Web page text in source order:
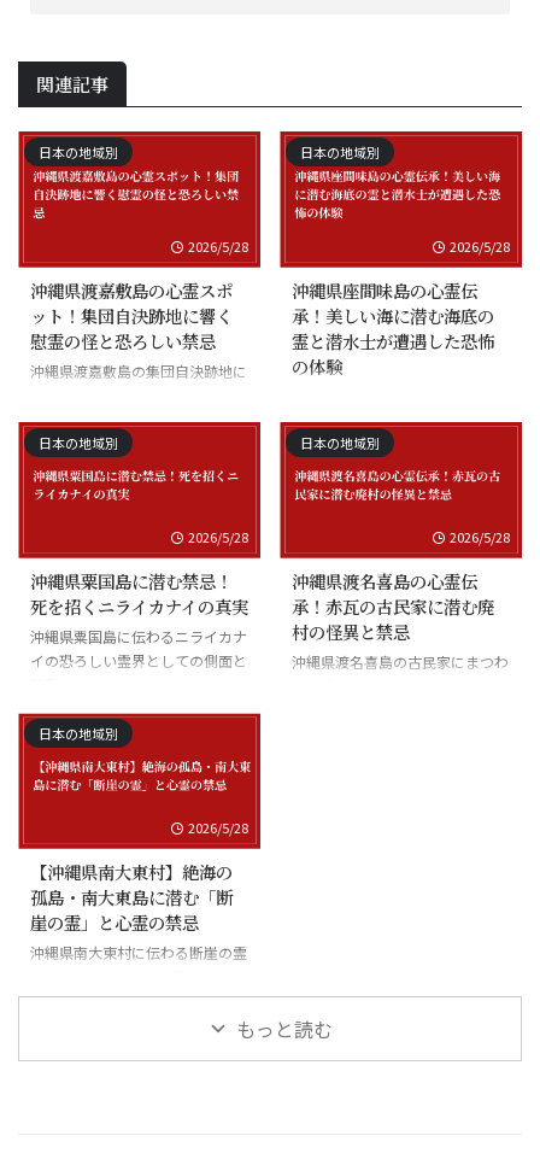
関連記事
日本の地域別
2026/5/28
沖縄県渡嘉敷島の心霊スポ
ット！集団自決跡地に響く
慰霊の怪と恐ろしい禁忌
沖縄県渡嘉敷島の集団自決跡地に
日本の地域別
2026/5/28
沖縄県座間味島の心霊伝
承！美しい海に潜む海底の
霊と潜水士が遭遇した恐怖
の体験
士の怪談
日本の地域別
2026/5/28
沖縄県粟国島に潜む禁忌！
死を招くニライカナイの真実
沖縄県粟国島に伝わるニライカナ
イの恐ろしい霊界としての側面と
日本の地域別
2026/5/28
沖縄県渡名喜島の心霊伝
承！赤瓦の古民家に潜む廃
村の怪異と禁忌
沖縄県渡名喜島の古民家にまつわ
日本の地域別
2026/5/28
【沖縄県南大東村】絶海の
孤島・南大東島に潜む「断
崖の霊」と心霊の禁忌
沖縄県南大東村に伝わる断崖の霊
もっと読む